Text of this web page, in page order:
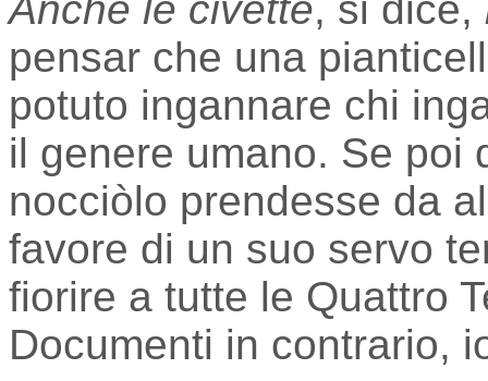
pensar che una
potuto ingannare chi
il genere umano. Se poi
nocciòlo prendesse da
favore di un suo servo
fiorire a tutte le Quattro
Documenti in contrario,